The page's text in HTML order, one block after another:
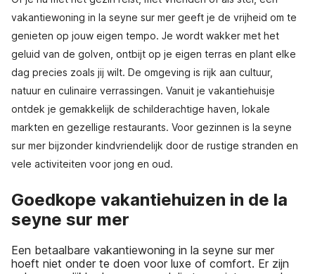
vakantiewoning in la seyne sur mer geeft je de vrijheid om te
genieten op jouw eigen tempo. Je wordt wakker met het
geluid van de golven, ontbijt op je eigen terras en plant elke
dag precies zoals jij wilt. De omgeving is rijk aan cultuur,
natuur en culinaire verrassingen. Vanuit je vakantiehuisje
ontdek je gemakkelijk de schilderachtige haven, lokale
markten en gezellige restaurants. Voor gezinnen is la seyne
sur mer bijzonder kindvriendelijk door de rustige stranden en
vele activiteiten voor jong en oud.
Goedkope vakantiehuizen in de la
seyne sur mer
Een betaalbare vakantiewoning in la seyne sur mer
hoeft niet onder te doen voor luxe of comfort. Er zijn